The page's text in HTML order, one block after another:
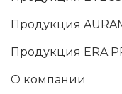
Продукция
Продукция ERA
О компании